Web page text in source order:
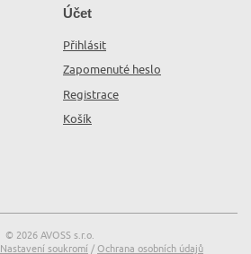
Účet
Přihlásit
Zapomenuté heslo
Registrace
Košík
© 2026 AVOSS s.r.o.
Nastavení soukromí / Ochrana osobních údajů